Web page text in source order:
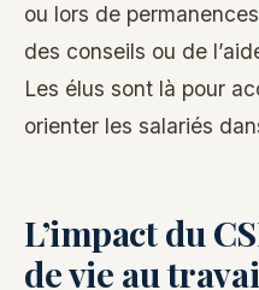
ou lors de
des conseils ou de
Les élus sont là pour
orienter les salariés
L’impact du
de vie au